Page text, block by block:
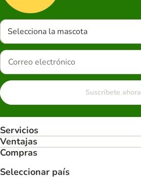
Selecciona la mascota
Suscríbete ahora
Servicios
Ventajas
Compras
Seleccionar país